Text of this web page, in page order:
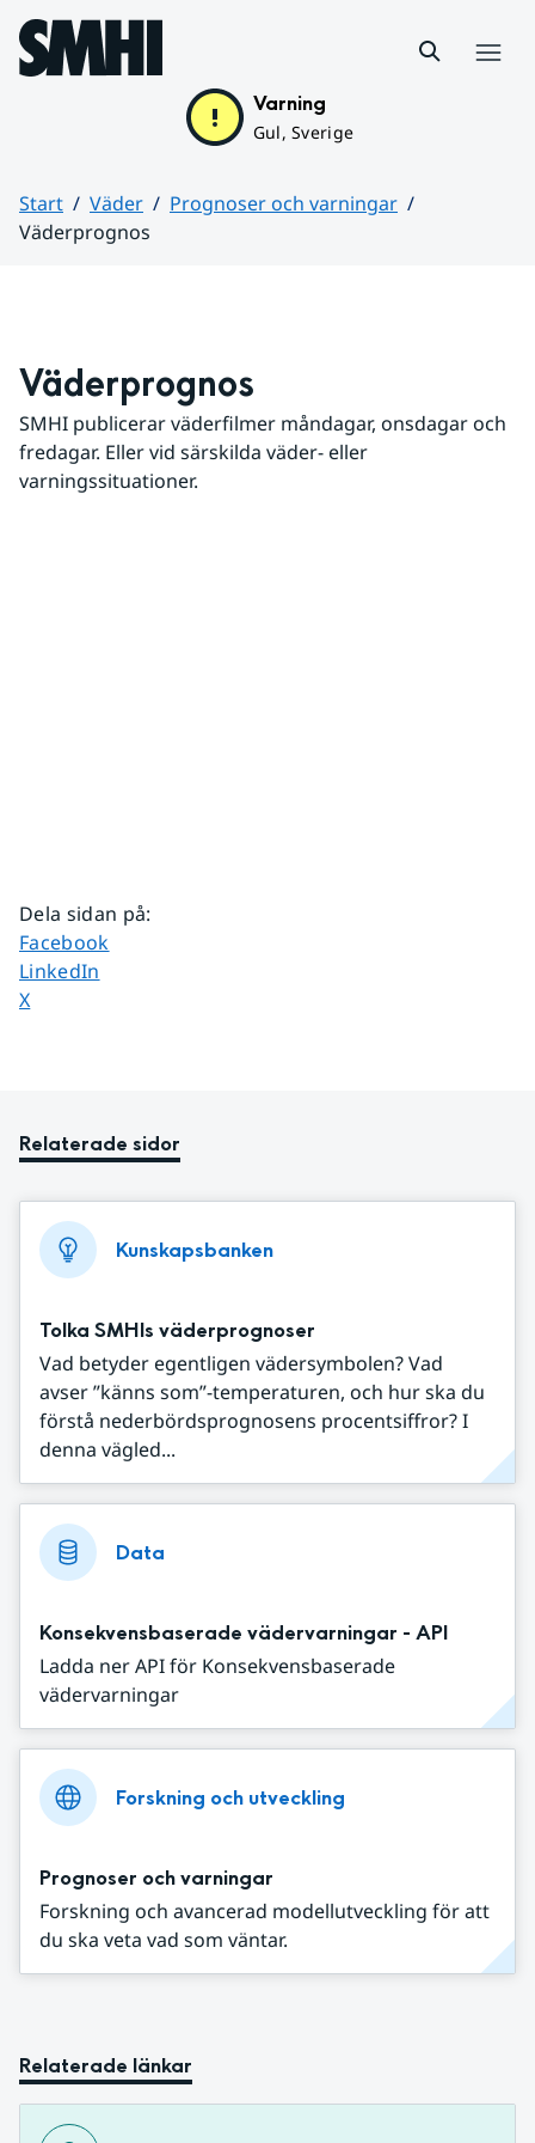
Hoppa till sidans innehåll
Varning
Gul, Sverige
Start Väder
Prognoser och varningar
Väderprognos
Väderprognos
SMHI publicerar väderfilmer måndagar, onsdagar och
fredagar. Eller vid särskilda väder- eller
varningssituationer.
Dela sidan på:
Dela sidan på
Facebook
Dela sidan på
LinkedIn
Dela sidan på
X
Relaterade sidor
Kunskapsbanken
Tolka SMHIs väderprognoser
Vad betyder egentligen vädersymbolen? Vad
avser ”känns som”-temperaturen, och hur ska du
förstå nederbördsprognosens procentsiffror? I
denna vägled...
Data
Konsekvensbaserade vädervarningar - API
Ladda ner API för Konsekvensbaserade
vädervarningar
Forskning och utveckling
Prognoser och varningar
Forskning och avancerad modellutveckling för att
du ska veta vad som väntar.
Relaterade länkar